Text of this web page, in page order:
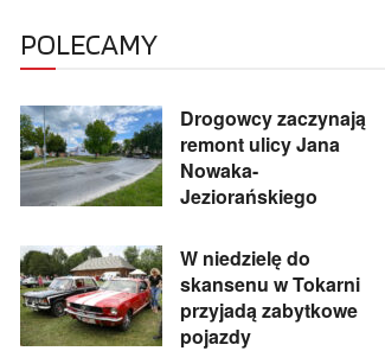
POLECAMY
Drogowcy zaczynają
remont ulicy Jana
Nowaka-
Jeziorańskiego
W niedzielę do
skansenu w Tokarni
przyjadą zabytkowe
pojazdy